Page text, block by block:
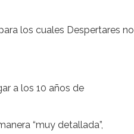
los cuales Despertares no
a los 10 años de
“muy detallada”,